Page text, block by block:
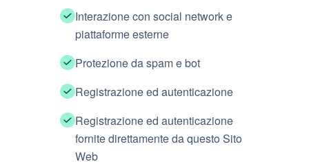
Interazione con social network e
piattaforme esterne
Protezione da spam e bot
Registrazione ed autenticazione
Registrazione ed autenticazione
fornite direttamente da questo Sito
Web